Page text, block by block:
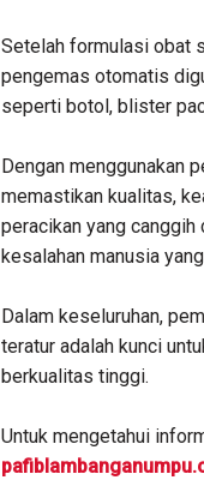
Setelah formulasi obat
pengemas otomatis
seperti botol, blister
Dengan menggunakan
memastikan kualitas,
peracikan yang
kesalahan manusia
Dalam keseluruhan,
teratur adalah kunci
berkualitas tinggi.
Untuk mengetahui